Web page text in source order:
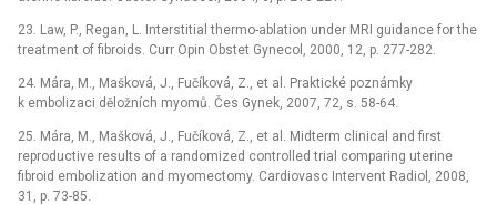
23. Law, P., Regan, L. Interstitial thermo-ablation under MRI guidance for the
treatment of fibroids. Curr Opin Obstet Gynecol, 2000, 12, p. 277-282.
24. Mára, M., Mašková, J., Fučíková, Z., et al. Praktické poznámky
k embolizaci děložních myomů. Čes Gynek, 2007, 72, s. 58-64.
25. Mára, M., Mašková, J., Fučíková, Z., et al. Midterm clinical and first
reproductive results of a randomized controlled trial comparing uterine
fibroid embolization and myomectomy. Cardiovasc Intervent Radiol, 2008,
31, p. 73-85.